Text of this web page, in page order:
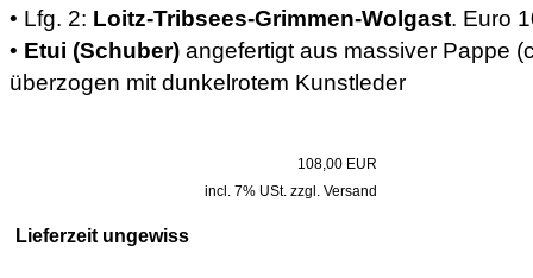
• Lfg. 2: Loitz-Tribsees-Grimmen-Wolgast. Euro
• Etui (Schuber) angefertigt aus massiver Pappe
überzogen mit dunkelrotem Kunstleder
108,00 EUR
incl. 7% USt. zzgl. Versand
Lieferzeit ungewiss